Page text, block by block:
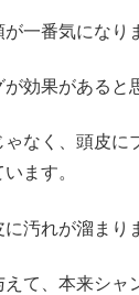
一番気になり
効果があると
なく、頭皮に
ます。
汚れが溜まり
て、本来シャ